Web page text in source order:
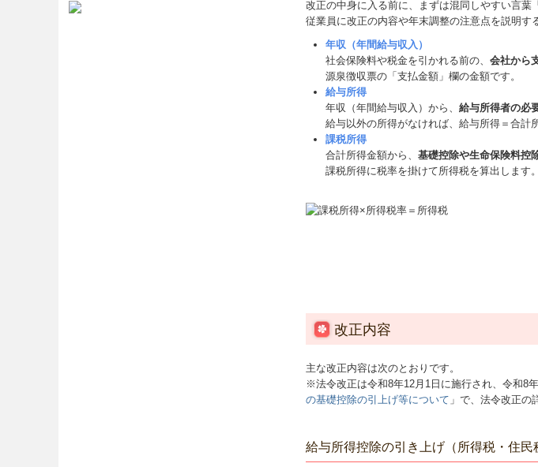
改正の中身に入る前に、まずは混同しやすい言葉
従業員に改正の内容や年末調整の注意点を説明す
年収（年間給与収入）
社会保険料や税金を引かれる前の、 会社から
源泉徴収票の「支払金額」欄の金額です。
給与所得
年収（年間給与収入）から、 給与所得者の必
給与以外の所得がなければ、給与所得＝合計
課税所得
合計所得金額から、 基礎控除や生命保険料控
課税所得に税率を掛けて所得税を算出します。
改正内容
主な改正内容は次のとおりです。
※法令改正は令和8年12月1日に施行され、令和8
の基礎控除の引上げ等について 」で、法令改正の
給与所得控除の引き上げ（所得税・住民